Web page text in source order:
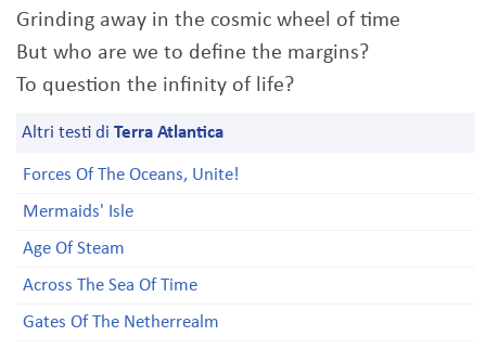
Grinding away in the cosmic wheel of time
But who are we to define the margins?
To question the infinity of life?
Altri testi di Terra Atlantica
Forces Of The Oceans, Unite!
Mermaids' Isle
Age Of Steam
Across The Sea Of Time
Gates Of The Netherrealm